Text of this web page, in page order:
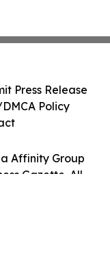
Affinity Group
Gazette. All
Press Release
Policy